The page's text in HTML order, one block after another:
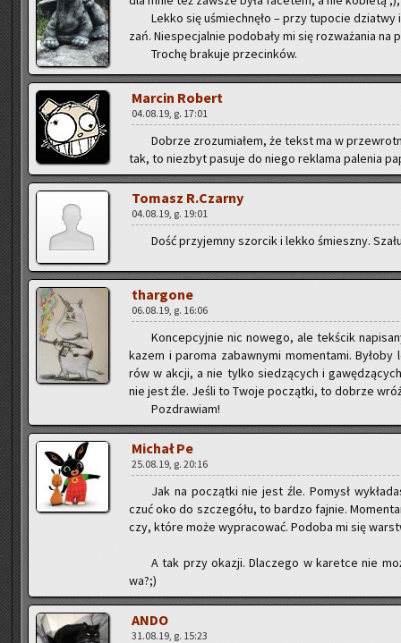
Lekko się uśmiech­nę­ło – przy tu­po­cie
zań. Nie­spe­cjal­nie po­do­ba­ły mi się roz­wa­ża­nia
Tro­chę bra­ku­je prze­cin­ków.
Mar­cin Ro­bert
04.08.19, g. 17:01
Do­brze zro­zu­mia­łem, że tekst ma w
tak, to nie­zbyt pa­su­je do niego re­kla­ma pa­le­nia
To­masz R.Czarny
04.08.19, g. 19:01
Dość przy­jem­ny szor­cik i lekko śmiesz­ny.
thar­go­ne
06.08.19, g. 16:06
Kon­cep­cyj­nie nic no­we­go, ale tek­ścik
ka­zem i pa­ro­ma za­baw­ny­mi mo­men­ta­mi.
rów w akcji, a nie tylko sie­dzą­cych i
nie jest źle. Jeśli to Twoje po­cząt­ki, to do­brze
Po­zdra­wiam!
Mi­chał Pe
25.08.19, g. 20:16
Jak na po­cząt­ki nie jest źle. Po­mysł
czuć oko do szcze­gó­łu, to bar­dzo faj­nie.
czy, które może wy­pra­co­wać. Po­do­ba mi się
A tak przy oka­zji. Dla­cze­go w ka­ret­ce nie
wa?;)
ANDO
31.08.19, g. 15:23